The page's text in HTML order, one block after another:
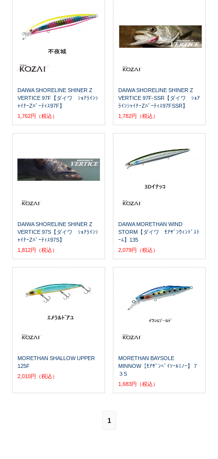
DAIWA SHORELINE SHINER Z
VERTICE 97F【ダイワ ｼｮｱﾗｲﾝｼ
ｬｲﾅｰZﾊﾞｰﾃｨｽ97F】
1,762円（税込）
DAIWA SHORELINE SHINER Z
VERTICE 97F-SSR【ダイワ ｼｮｱ
ﾗｲﾝｼｬｲﾅｰZﾊﾞｰﾃｨｽ97FSSR】
1,782円（税込）
DAIWA SHORELINE SHINER Z
VERTICE 97S【ダイワ ｼｮｱﾗｲﾝｼ
ｬｲﾅｰZﾊﾞｰﾃｨｽ97S】
1,812円（税込）
DAIWA MORETHAN WIND
STORM【ダイワ ﾓｱｻﾞﾝｳｨﾝﾄﾞｽﾄ
ｰﾑ】135
2,079円（税込）
MORETHAN SHALLOW UPPER
125F
2,010円（税込）
MORETHAN BAYSOLE
MINNOW【ﾓｱｻﾞﾝﾍﾞｲｿｰﾙﾐﾉｰ】７
３S
1,683円（税込）
1